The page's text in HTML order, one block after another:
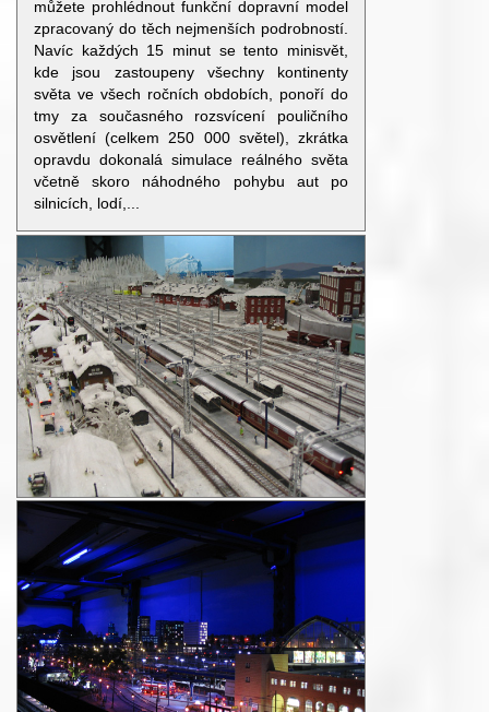
můžete prohlédnout funkční dopravní model
zpracovaný do těch nejmenších podrobností.
Navíc každých 15 minut se tento minisvět,
kde jsou zastoupeny všechny kontinenty
světa ve všech ročních obdobích, ponoří do
tmy za současného rozsvícení pouličního
osvětlení (celkem 250 000 světel), zkrátka
opravdu dokonalá simulace reálného světa
včetně skoro náhodného pohybu aut po
silnicích, lodí,...